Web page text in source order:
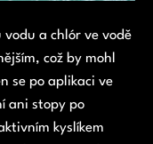
vodu a chlór ve vodě
což by mohl
se po aplikaci ve
ani stopy po
kyslíkem